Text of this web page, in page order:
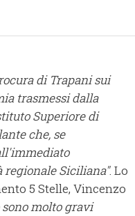
di Trapani sui
trasmessi dalla
Superiore di
che, se
Siciliana". Lo
5 Stelle, Vincenzo
molto gravi